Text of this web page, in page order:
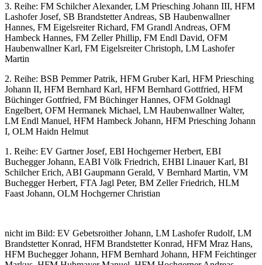
3. Reihe: FM Schilcher Alexander, LM Priesching Johann III, HFM
Lashofer Josef, SB Brandstetter Andreas, SB Haubenwallner
Hannes, FM Eigelsreiter Richard, FM Grandl Andreas, OFM
Hambeck Hannes, FM Zeller Phillip, FM Endl David, OFM
Haubenwallner Karl, FM Eigelsreiter Christoph, LM Lashofer
Martin
2. Reihe: BSB Pemmer Patrik, HFM Gruber Karl, HFM Priesching
Johann II, HFM Bernhard Karl, HFM Bernhard Gottfried, HFM
Büchinger Gottfried, FM Büchinger Hannes, OFM Goldnagl
Engelbert, OFM Hermanek Michael, LM Haubenwallner Walter,
LM Endl Manuel, HFM Hambeck Johann, HFM Priesching Johann
I, OLM Haidn Helmut
1. Reihe: EV Gartner Josef, EBI Hochgerner Herbert, EBI
Buchegger Johann, EABI Völk Friedrich, EHBI Linauer Karl, BI
Schilcher Erich, ABI Gaupmann Gerald, V Bernhard Martin, VM
Buchegger Herbert, FTA Jagl Peter, BM Zeller Friedrich, HLM
Faast Johann, OLM Hochgerner Christian
nicht im Bild: EV Gebetsroither Johann, LM Lashofer Rudolf, LM
Brandstetter Konrad, HFM Brandstetter Konrad, HFM Mraz Hans,
HFM Buchegger Johann, HFM Bernhard Johann, HFM Feichtinger